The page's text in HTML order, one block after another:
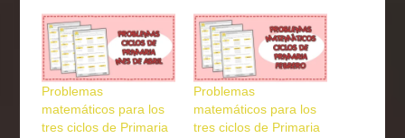
Problemas
matemáticos para los
tres ciclos de Primaria
Problemas
matemáticos para los
tres ciclos de Primaria